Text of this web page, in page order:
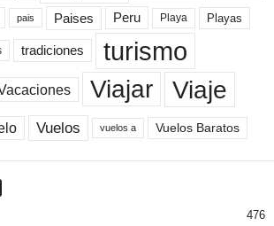
pais Paises Peru Playa Playas
tradiciones turismo
Viajar Viaje
Vuelos vuelos a Vuelos Baratos
476